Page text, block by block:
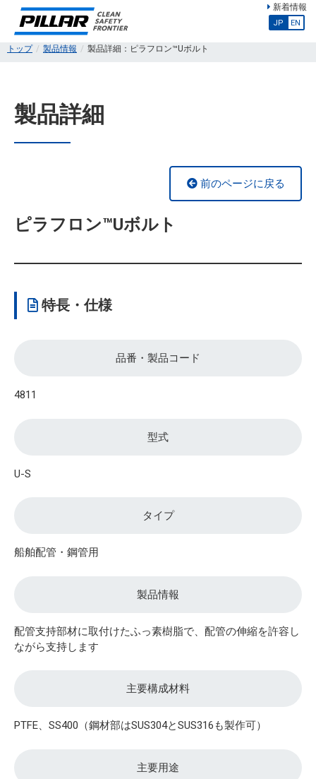
新着情報
JP EN
トップ 製品情報 製品詳細：ピラフロン™Uボルト
製品詳細
前のページに戻る
ピラフロン™Uボルト
特長・仕様
品番・製品コード
4811
型式
U-S
タイプ
船舶配管・鋼管用
製品情報
配管支持部材に取付けたふっ素樹脂で、配管の伸縮を許容し
ながら支持します
主要構成材料
PTFE、SS400（鋼材部はSUS304とSUS316も製作可）
主要用途